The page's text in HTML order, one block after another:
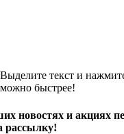
текст и
быстрее!
новостях и акциях
рассылку!